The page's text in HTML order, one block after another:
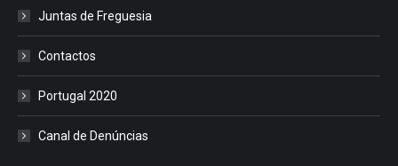
Juntas de Freguesia
Contactos
Portugal 2020
Canal de Denúncias